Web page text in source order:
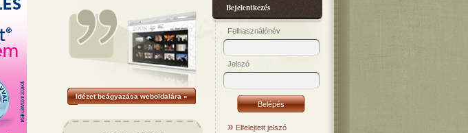
Idézet beágyazása weboldalára »
Bejelentkezés
Felhasználónév
Jelszó
» Elfelejtett jelszó